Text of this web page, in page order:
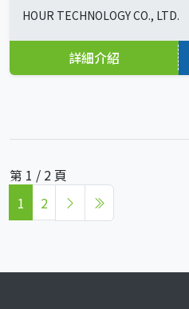
HOUR TECHNOLOGY CO., LTD.
詳細介紹
第 1 / 2 頁
1
2